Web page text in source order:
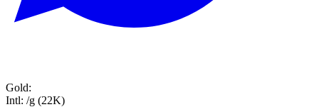
Gold:
Intl: /g (22K)